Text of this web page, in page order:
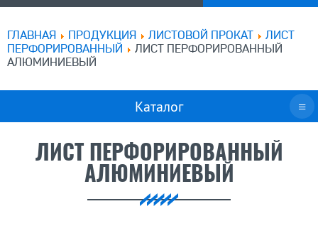
ГЛАВНАЯ ПРОДУКЦИЯ ЛИСТОВОЙ ПРОКАТ
ЛИСТ
ПЕРФОРИРОВАННЫЙ
ЛИСТ ПЕРФОРИРОВАННЫЙ
АЛЮМИНИЕВЫЙ
Каталог
ЛИСТ ПЕРФОРИРОВАННЫЙ
АЛЮМИНИЕВЫЙ